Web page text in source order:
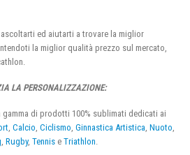
ed aiutarti a trovare la miglior
la miglior qualità prezzo sul mercato,
LA PERSONALIZZAZIONE:
di prodotti 100% sublimati dedicati ai
, Calcio, Ciclismo, Ginnastica Artistica, Nuoto,
, Rugby, Tennis e Triathlon.